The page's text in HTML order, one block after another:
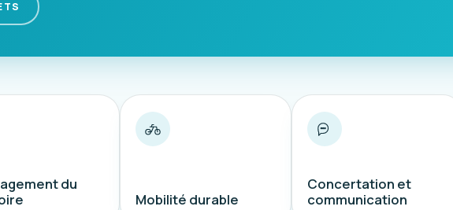
du
Mobilité durable
Concertation et
communication